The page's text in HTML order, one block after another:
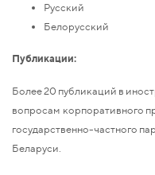
Русский
Белорусский
Публикации:
Более 20 публикаций в
вопросам корпоративного
государственно-частного
Беларуси.